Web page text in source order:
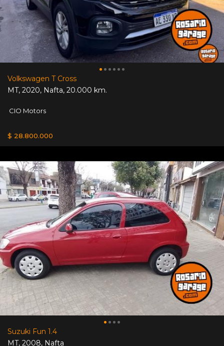
Volkswagen T Cross
MT, 2020, Nafta, 20.000 km.
CIO Motors
$ 28.800.000
Suzuki Fun 1.4
MT, 2008, Nafta